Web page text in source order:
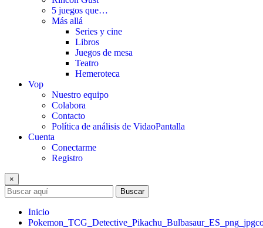
5 juegos que…
Más allá
Series y cine
Libros
Juegos de mesa
Teatro
Hemeroteca
Vop
Nuestro equipo
Colabora
Contacto
Política de análisis de VidaoPantalla
Cuenta
Conectarme
Registro
×
Buscar
Inicio